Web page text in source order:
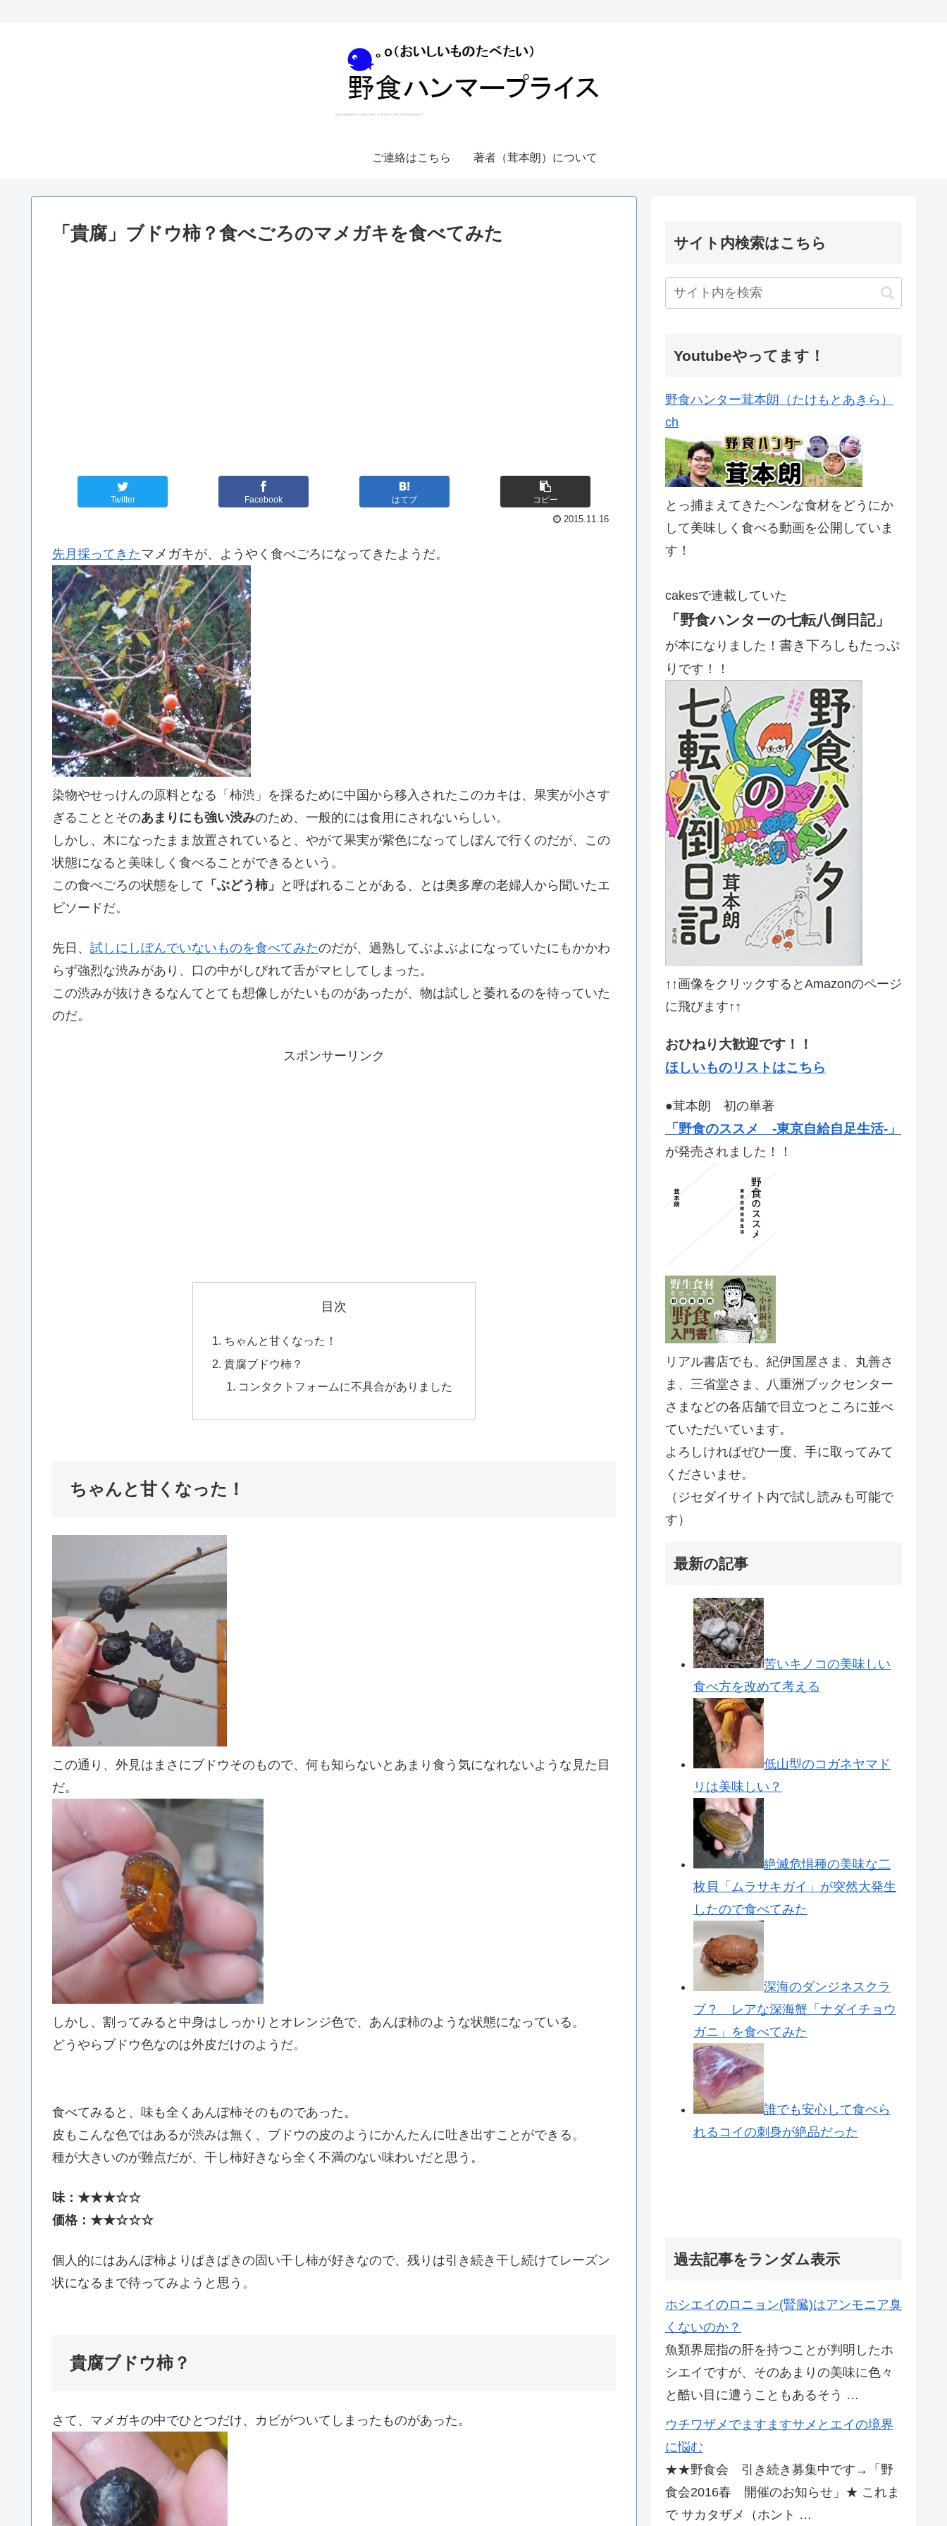
ご連絡はこちら 著者（茸本朗）について
「貴腐」ブドウ柿？食べごろのマメガキを食べてみた
Twitter Facebook はてブ コピー
2015.11.16
先月採ってきたマメガキが、ようやく食べごろになってきたようだ。
染物やせっけんの原料となる「柿渋」を採るために中国から移入されたこのカキは、果実が小さす
ぎることとそのあまりにも強い渋みのため、一般的には食用にされないらしい。
しかし、木になったまま放置されていると、やがて果実が紫色になってしぼんで行くのだが、この
状態になると美味しく食べることができるという。
この食べごろの状態をして 「ぶどう柿」
と呼ばれることがある、とは奥多摩の老婦人から聞いたエ
ピソードだ。
先日、 試しにしぼんでいないものを食べてみたのだが、過熟してぶよぶよになっていたにもかかわ
らず強烈な渋みがあり、口の中がしびれて舌がマヒしてしまった。
この渋みが抜けきるなんてとても想像しがたいものがあったが、物は試しと萎れるのを待っていた
のだ。
スポンサーリンク
目次
ちゃんと甘くなった！
貴腐ブドウ柿？
コンタクトフォームに不具合がありました
ちゃんと甘くなった！
この通り、外見はまさにブドウそのもので、何も知らないとあまり食う気になれないような見た目
だ。
しかし、割ってみると中身はしっかりとオレンジ色で、あんぽ柿のような状態になっている。
どうやらブドウ色なのは外皮だけのようだ。
食べてみると、味も全くあんぽ柿そのものであった。
皮もこんな色ではあるが渋みは無く、ブドウの皮のようにかんたんに吐き出すことができる。
種が大きいのが難点だが、干し柿好きなら全く不満のない味わいだと思う。
味：★★★☆☆
価格：★★☆☆☆
個人的にはあんぽ柿よりぱきぱきの固い干し柿が好きなので、残りは引き続き干し続けてレーズン
状になるまで待ってみようと思う。
貴腐ブドウ柿？
さて、マメガキの中でひとつだけ、カビがついてしまったものがあった。
サイト内検索はこちら
Youtubeやってます！
野食ハンター茸本朗（たけもとあきら）
ch
とっ捕まえてきたヘンな食材をどうにか
して美味しく食べる動画を公開していま
す！
cakesで連載していた
「野食ハンターの七転八倒日記」
が本になりました！ 書き下ろしもたっぷ
り です！！
↑↑画像をクリックするとAmazonのページ
に飛びます↑↑
おひねり大歓迎です！！
ほしいものリストはこちら
●茸本朗 初の単著
「野食のススメ -東京自給自足生活-」
が発売されました！！
リアル書店でも、紀伊国屋さま、丸善さ
ま、三省堂さま、八重洲ブックセンター
さまなどの各店舗で目立つところに並べ
ていただいています。
よろしければぜひ一度、手に取ってみて
くださいませ。
（ジセダイサイト内で試し読みも可能で
す）
最新の記事
苦いキノコの美味しい
食べ方を改めて考える
低山型のコガネヤマド
リは美味しい？
絶滅危惧種の美味な二
枚貝「ムラサキガイ」が突然大発生
したので食べてみた
深海のダンジネスクラ
ブ？ レアな深海蟹「ナダイチョウ
ガニ」を食べてみた
誰でも安心して食べら
れるコイの刺身が絶品だった
過去記事をランダム表示
ホシエイのロニョン(腎臓)はアンモニア臭
くないのか？
魚類界屈指の肝を持つことが判明したホ
シエイですが、そのあまりの美味に色々
と酷い目に遭うこともあるそう …
ウチワザメでますますサメとエイの境界
に悩む
★★野食会 引き続き募集中です→「野
食会2016春 開催のお知らせ」★ これま
で サカタザメ（ホント …